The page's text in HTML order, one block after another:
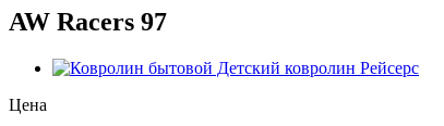
AW Racers 97
Цена